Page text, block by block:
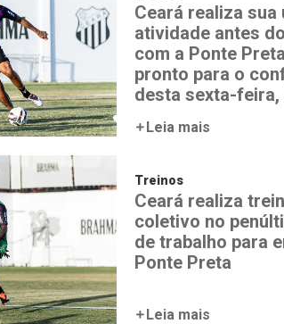
Ceará realiza sua
atividade antes
com a Ponte
pronto para o
desta sexta-feira,
Leia mais
Treinos
Ceará realiza
coletivo no
de trabalho para
Ponte Preta
Leia mais